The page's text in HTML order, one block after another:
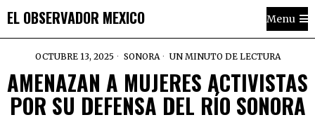
EL OBSERVADOR MEXICO Menu
OCTUBRE 13, 2025 SONORA UN MINUTO DE LECTURA
AMENAZAN A MUJERES ACTIVISTAS
POR SU DEFENSA DEL RÍO SONORA